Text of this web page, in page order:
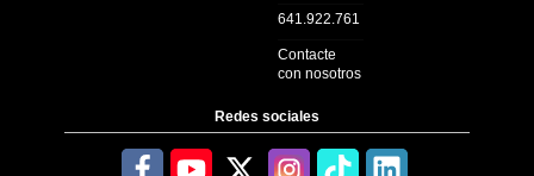
641.922.761
Contacte
con nosotros
Redes sociales